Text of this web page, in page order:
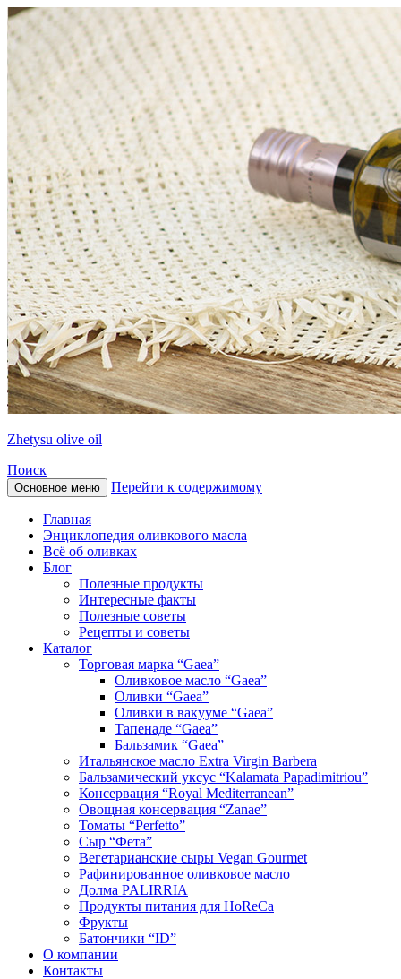
Zhetysu olive oil
Поиск
Основное меню Перейти к содержимому
Главная
Энциклопедия оливкового масла
Всё об оливках
Блог
Полезные продукты
Интересные факты
Полезные советы
Рецепты и советы
Каталог
Торговая марка “Gaea”
Оливковое масло “Gaea”
Оливки “Gaea”
Оливки в вакууме “Gaea”
Тапенаде “Gaea”
Бальзамик “Gaea”
Итальянское масло Extra Virgin Barbera
Бальзамический уксус “Kalamata Papadimitriou”
Консервация “Royal Mediterranean”
Овощная консервация “Zanae”
Томаты “Perfetto”
Сыр “Фета”
Вегетарианские сыры Vegan Gourmet
Рафинированное оливковое масло
Долма PALIRRIA
Продукты питания для HoReCa
Фрукты
Батончики “ID”
О компании
Контакты